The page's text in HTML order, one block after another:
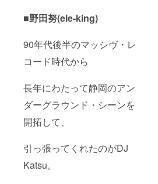
■野田努(ele-king)
90年代後半のマッシヴ・レ
コード時代から
長年にわたって静岡のアン
ダーグラウンド・シーンを
開拓して、
引っ張ってくれたのがDJ
Katsu。